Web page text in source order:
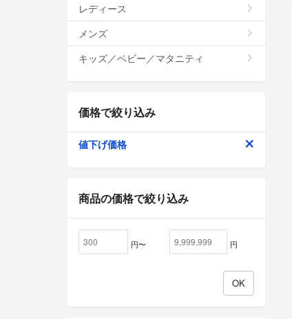
レディース
メンズ
キッズ／ベビー／マタニティ
価格で絞り込み
値下げ価格
商品の価格で絞り込み
円〜 円